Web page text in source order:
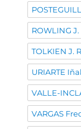
ROWLING J.
TOLKIEN J.
URIARTE
VALLE-
VARGAS